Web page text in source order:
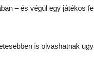
– és végül egy játékos
is olvashatnak